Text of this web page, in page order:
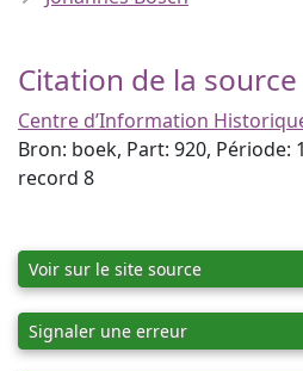
Citation de la source
Centre d’Information
Bron: boek, Part: 920, Période:
record 8
Voir sur le site source
Signaler une erreur